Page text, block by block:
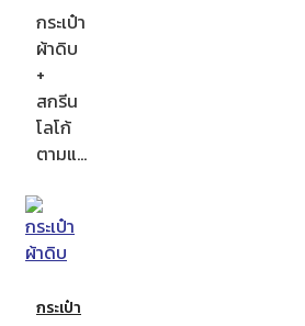
กระเป๋า
ผ้าดิบ
+
สกรีน
โลโก้
ตามแ…
กระเป๋า